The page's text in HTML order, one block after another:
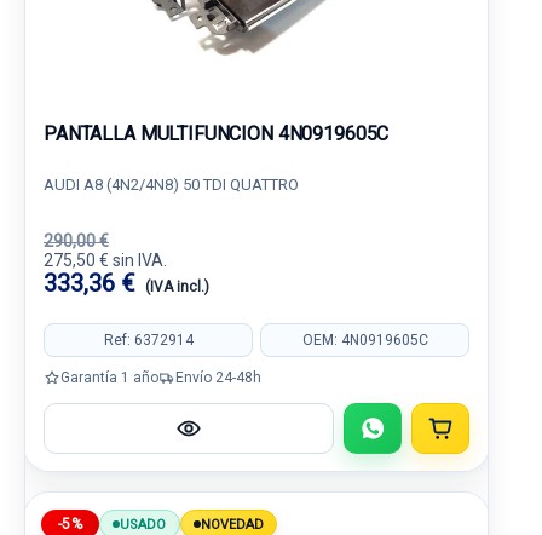
PANTALLA MULTIFUNCION 4N0919605C
AUDI A8 (4N2/4N8) 50 TDI QUATTRO
290,00 €
275,50 € sin IVA.
333,36 € (IVA incl.)
Ref: 6372914 OEM: 4N0919605C
Garantía 1 año Envío 24-48h
-5% USADO NOVEDAD